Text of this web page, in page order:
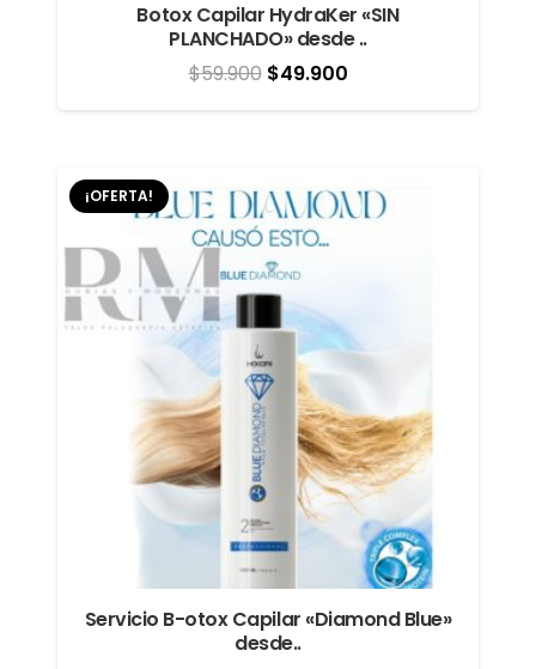
Botox Capilar HydraKer «SIN
PLANCHADO» desde ..
$59.900 El
precio
$59.900.
$49.900El
precio
$49.900.
¡OFERTA!
Servicio B-otox Capilar «Diamond Blue»
desde..